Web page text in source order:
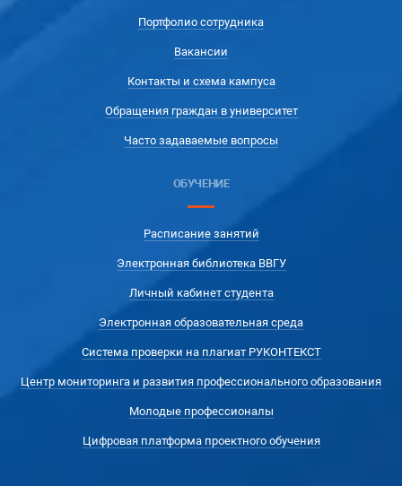
Портфолио сотрудника
Вакансии
Контакты и схема кампуса
Обращения граждан в университет
Часто задаваемые вопросы
ОБУЧЕНИЕ
Расписание занятий
Электронная библиотека ВВГУ
Личный кабинет студента
Электронная образовательная среда
Система проверки на плагиат РУКОНТЕКСТ
Центр мониторинга и развития профессионального образования
Молодые профессионалы
Цифровая платформа проектного обучения